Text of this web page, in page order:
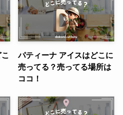
パティーナ アイスはどこに
売ってる？売ってる場所は
ココ！